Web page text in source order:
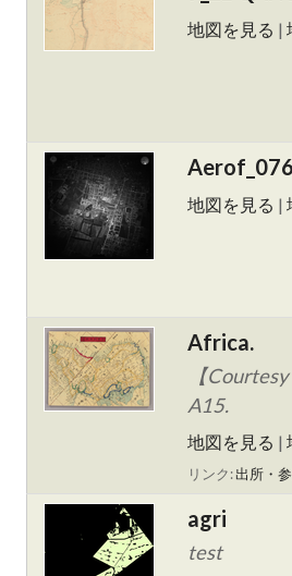
地図を見る |
Aerof_076
地図を見る |
Africa.
【
A15.
地図を見る |
リンク:出所・
agri
test